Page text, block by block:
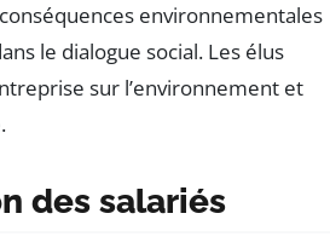
environnementales
le dialogue social. Les élus
sur l’environnement et
des salariés